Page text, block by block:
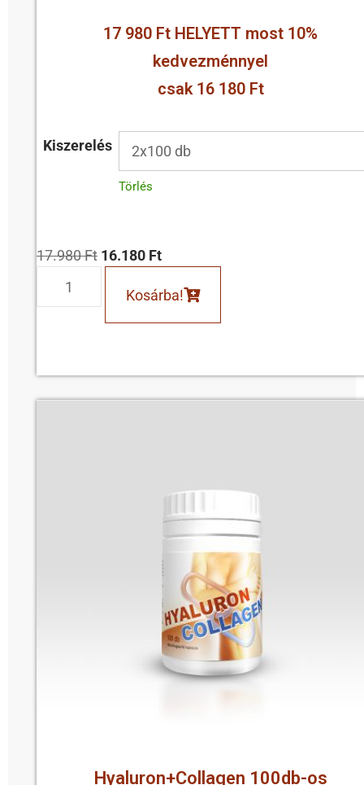
17 980 Ft HELYETT most 10%
kedvezménnyel
csak 16 180 Ft
Kiszerelés
Törlés
17.980Ft 16.180 Ft
Kosárba!
Hyaluron+Collagen 100db-os